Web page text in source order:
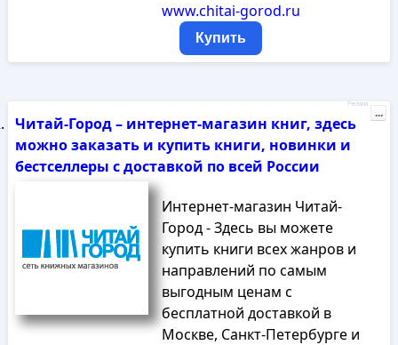
www.chitai-gorod.ru
Купить
Читай-Город – интернет-магазин книг, здесь
можно заказать и купить книги, новинки и
бестселлеры с доставкой по всей России
Интернет-магазин Читай-
Город - Здесь вы можете
купить книги всех жанров и
направлений по самым
выгодным ценам с
бесплатной доставкой в
Москве, Санкт-Петербурге и
Реклама
...